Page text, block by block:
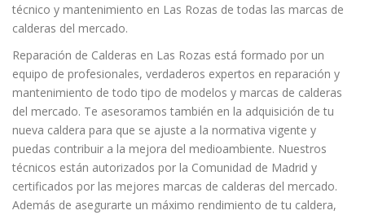
técnico y mantenimiento en Las Rozas de todas las marcas de
calderas del mercado.
Reparación de Calderas en Las Rozas está formado por un
equipo de profesionales, verdaderos expertos en reparación y
mantenimiento de todo tipo de modelos y marcas de calderas
del mercado. Te asesoramos también en la adquisición de tu
nueva caldera para que se ajuste a la normativa vigente y
puedas contribuir a la mejora del medioambiente. Nuestros
técnicos están autorizados por la Comunidad de Madrid y
certificados por las mejores marcas de calderas del mercado.
Además de asegurarte un máximo rendimiento de tu caldera,